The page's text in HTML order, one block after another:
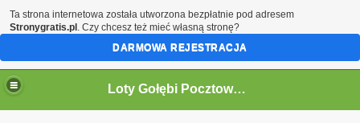
Loty Gołębi Pocztowych Oddział Kwidzyn 2011r.
Ta strona internetowa została utworzona bezpłatnie pod adresem
Stronygratis.pl . Czy chcesz też mieć własną stronę?
DARMOWA REJESTRACJA